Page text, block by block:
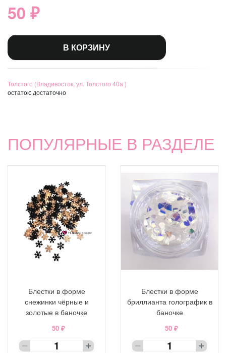
50 ₽
В КОРЗИНУ
Толстого (Владивосток, ул. Толстого 40а )
остаток: достаточно
ПОПУЛЯРНЫЕ В РАЗДЕЛЕ
Блестки в форме
снежинки чёрные и
золотые в баночке
50 ₽
Блестки в форме
бриллианта голографик в
баночке
50 ₽